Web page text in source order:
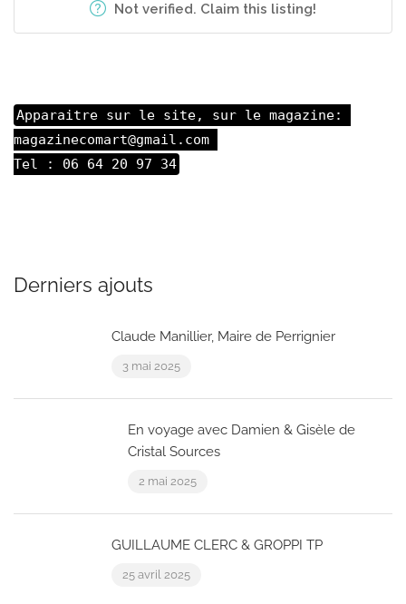
Not verified. Claim this listing!
Apparaitre sur le site, sur le magazine:
magazinecomart@gmail.com
Tel : 06 64 20 97 34
Derniers ajouts
Claude Manillier, Maire de Perrignier
3 mai 2025
En voyage avec Damien & Gisèle de
Cristal Sources
2 mai 2025
GUILLAUME CLERC & GROPPI TP
25 avril 2025